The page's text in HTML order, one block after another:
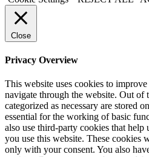
Close
Privacy Overview
This website uses cookies to
navigate through the website. Out of
categorized as necessary are stored
essential for the working of basic
also use third-party cookies that help
you use this website. These cookies
only with your consent. You also